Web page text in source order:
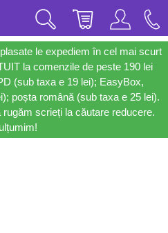
le expediem în cel mai scurt
la comenzile de peste 190 lei
(sub taxa e 19 lei); EasyBox,
poșta română (sub taxa e 25 lei).
scrieți la căutare reducere.